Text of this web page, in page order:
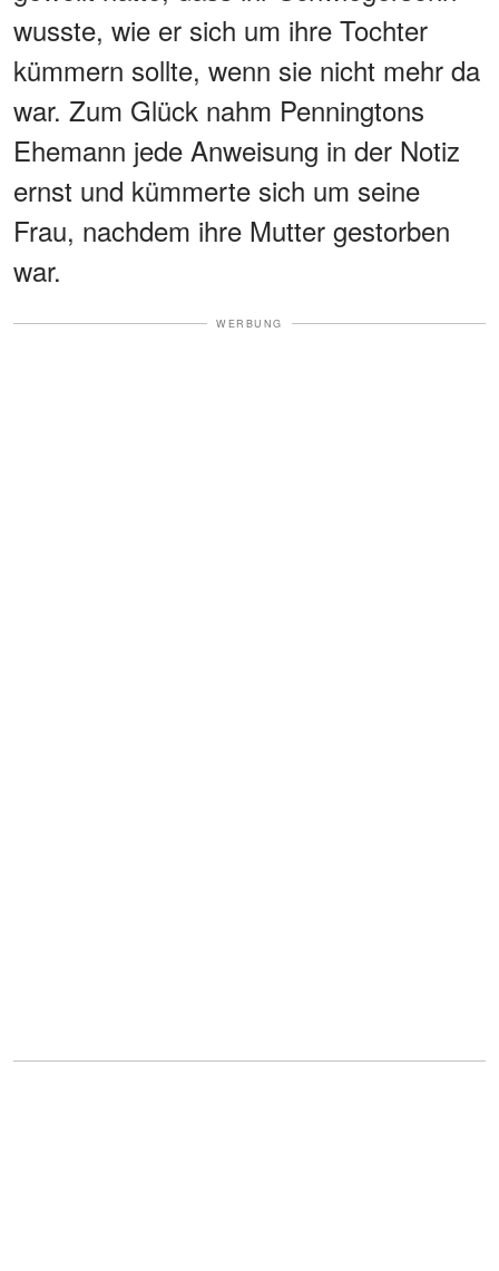
wusste, wie er sich um ihre Tochter
kümmern sollte, wenn sie nicht mehr da
war. Zum Glück nahm Penningtons
Ehemann jede Anweisung in der Notiz
ernst und kümmerte sich um seine
Frau, nachdem ihre Mutter gestorben
war.
WERBUNG